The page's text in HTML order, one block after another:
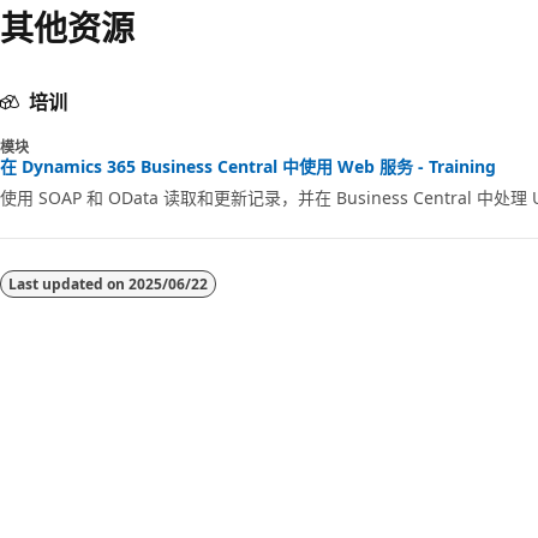
模
已
禁
用
其他资源
培训
模块
在 Dynamics 365 Business Central 中使用 Web 服务 - Training
使用 SOAP 和 OData 读取和更新记录，并在 Business Central 中处理
Last updated on 2025/06/22